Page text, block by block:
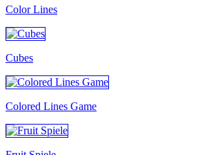
Color Lines
Cubes
Colored Lines Game